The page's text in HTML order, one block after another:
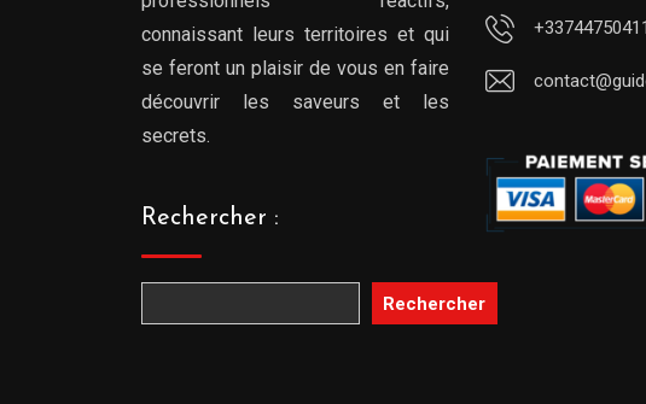
connaissant leurs territoires et qui
se feront un plaisir de vous en faire
découvrir les saveurs et les
secrets.
Rechercher :
Rechercher
+33744750411